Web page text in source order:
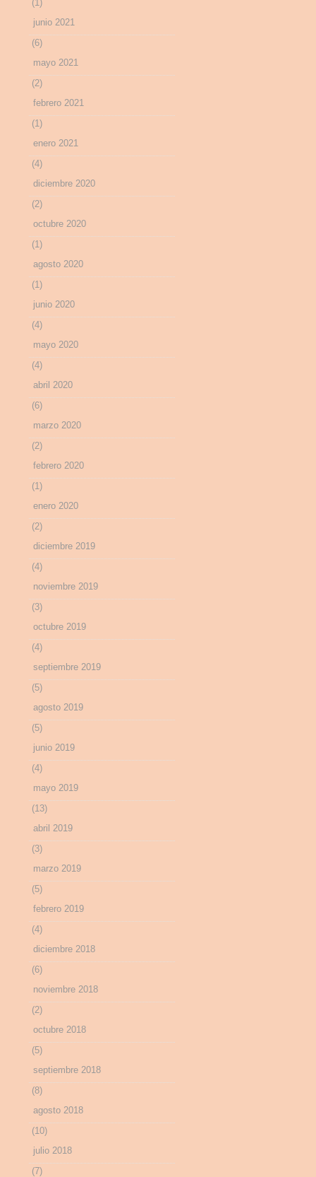
(1)
junio 2021
(6)
mayo 2021
(2)
febrero 2021
(1)
enero 2021
(4)
diciembre 2020
(2)
octubre 2020
(1)
agosto 2020
(1)
junio 2020
(4)
mayo 2020
(4)
abril 2020
(6)
marzo 2020
(2)
febrero 2020
(1)
enero 2020
(2)
diciembre 2019
(4)
noviembre 2019
(3)
octubre 2019
(4)
septiembre 2019
(5)
agosto 2019
(5)
junio 2019
(4)
mayo 2019
(13)
abril 2019
(3)
marzo 2019
(5)
febrero 2019
(4)
diciembre 2018
(6)
noviembre 2018
(2)
octubre 2018
(5)
septiembre 2018
(8)
agosto 2018
(10)
julio 2018
(7)